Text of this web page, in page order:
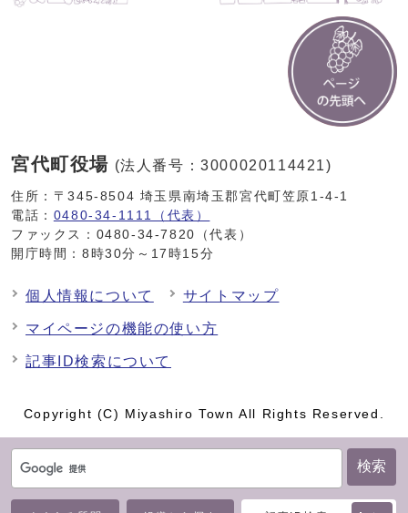
検索
宮代町役場 (法人番号：3000020114421)
住所：〒345-8504 埼玉県南埼玉郡宮代町笠原1-4-1
電話： 0480-34-1111（代表）
ファックス：0480-34-7820（代表）
開庁時間：8時30分～17時15分
個人情報について サイトマップ
マイページの機能の使い方
記事ID検索について
Copyright (C) Miyashiro Town All Rights Reserved.